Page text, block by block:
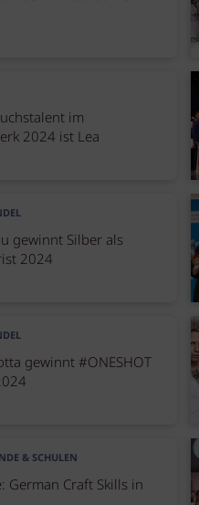
im
2024 ist Lea
gewinnt Silber als
2024
gewinnt #ONESHOT
& SCHULEN
German Craft Skills in